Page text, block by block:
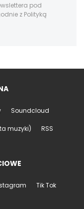
pod
z Polityką
Soundcloud
muzyki) RSS
Tik Tok